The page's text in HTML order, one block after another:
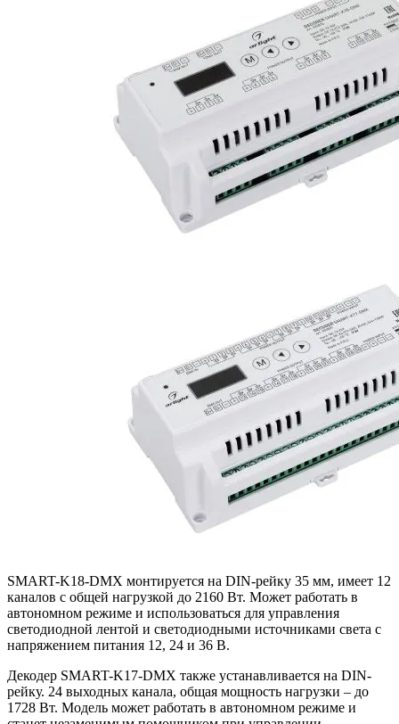
SMART-K18-DMX монтируется на DIN-рейку 35 мм, имеет 12
каналов с общей нагрузкой до 2160 Вт. Может работать в
автономном режиме и использоваться для управления
светодиодной лентой и светодиодными источниками света с
напряжением питания 12, 24 и 36 В.
Декодер SMART-K17-DMX также устанавливается на DIN-
рейку. 24 выходных канала, общая мощность нагрузки – до
1728 Вт. Модель может работать в автономном режиме и